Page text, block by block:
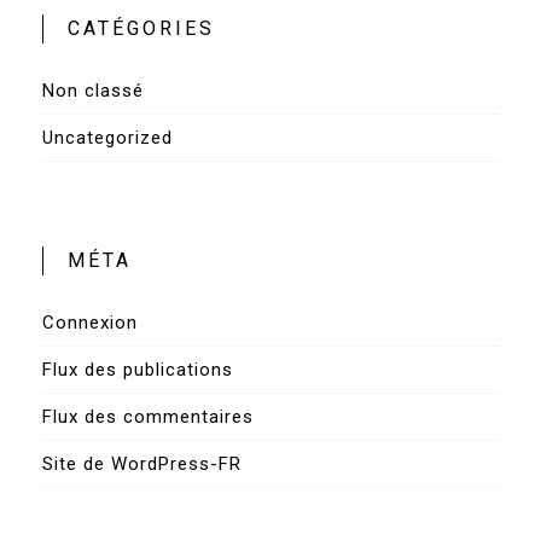
CATÉGORIES
Non classé
Uncategorized
MÉTA
Connexion
Flux des publications
Flux des commentaires
Site de WordPress-FR